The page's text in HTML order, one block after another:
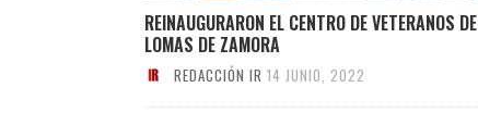
REINAUGURARON EL CENTRO DE VETERANOS DE
LOMAS DE ZAMORA
REDACCIÓN IR 14 JUNIO, 2022